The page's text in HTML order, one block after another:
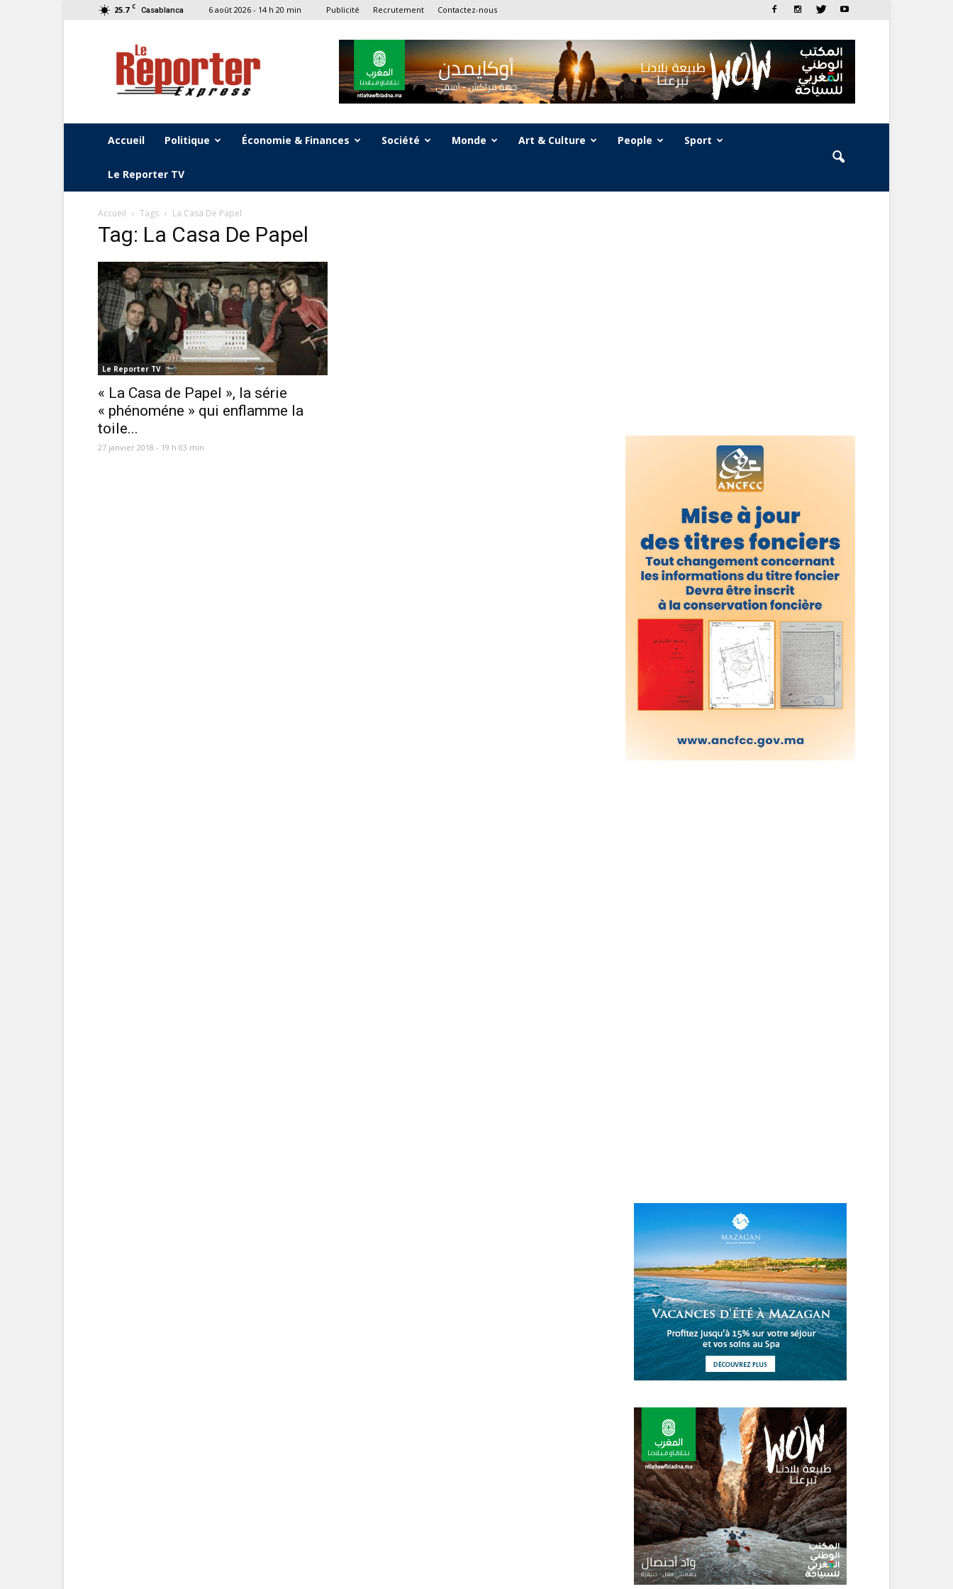
25.7 C Casablanca 6 août 2026 - 14 h 20 min Publicité Recrutement Contactez-nous
Le
Reporter
Express
Accueil Politique Économie & Finances Société Monde Art & Culture People Sport
Le Reporter TV
Accueil Tags La Casa De Papel
Tag: La Casa De Papel
Le Reporter TV
« La Casa de Papel », la série
« phénoméne » qui enflamme la
toile...
27 janvier 2018 - 19 h 03 min